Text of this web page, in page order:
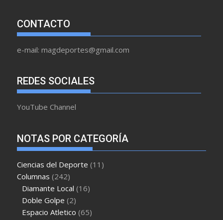
CONTACTO
e-mail: magdeportes@gmail.com
REDES SOCIALES
YouTube Channel
NOTAS POR CATEGORÍA
Ciencias del Deporte (11)
Columnas (242)
Diamante Local (16)
Doble Golpe (2)
Espacio Atletico (65)